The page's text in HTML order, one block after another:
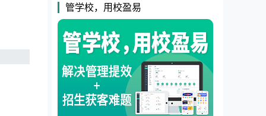
管学校，用校盈易